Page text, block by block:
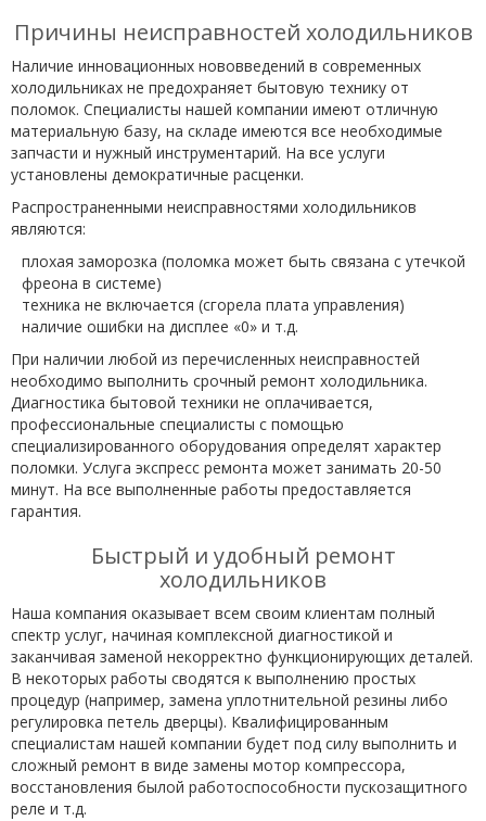
Причины неисправностей холодильников
Наличие инновационных нововведений в современных
холодильниках не предохраняет бытовую технику от
поломок. Специалисты нашей компании имеют отличную
материальную базу, на складе имеются все необходимые
запчасти и нужный инструментарий. На все услуги
установлены демократичные расценки.
Распространенными неисправностями холодильников
являются:
плохая заморозка (поломка может быть связана с утечкой
фреона в системе)
техника не включается (сгорела плата управления)
наличие ошибки на дисплее «0» и т.д.
При наличии любой из перечисленных неисправностей
необходимо выполнить срочный ремонт холодильника.
Диагностика бытовой техники не оплачивается,
профессиональные специалисты с помощью
специализированного оборудования определят характер
поломки. Услуга экспресс ремонта может занимать 20-50
минут. На все выполненные работы предоставляется
гарантия.
Быстрый и удобный ремонт
холодильников
Наша компания оказывает всем своим клиентам полный
спектр услуг, начиная комплексной диагностикой и
заканчивая заменой некорректно функционирующих деталей.
В некоторых работы сводятся к выполнению простых
процедур (например, замена уплотнительной резины либо
регулировка петель дверцы). Квалифицированным
специалистам нашей компании будет под силу выполнить и
сложный ремонт в виде замены мотор компрессора,
восстановления былой работоспособности пускозащитного
реле и т.д.